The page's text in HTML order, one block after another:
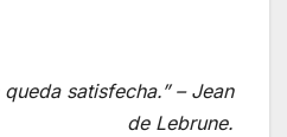
satisfecha.”– Jean
de Lebrune.